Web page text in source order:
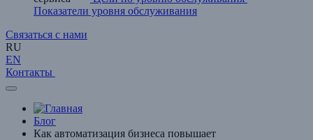
Показатели уровня обслуживания
Связаться с нами
RU
EN
Контакты
Блог
Как автоматизация бизнеса повышает